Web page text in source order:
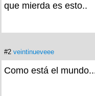
que mierda es esto..
#2 veintinueveee
Como está el